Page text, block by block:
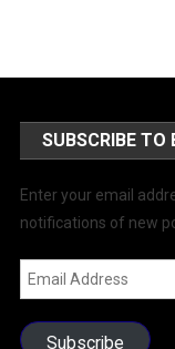
SUBSCRIBE TO
Enter your email
notifications of new
Email
Address
Subscribe